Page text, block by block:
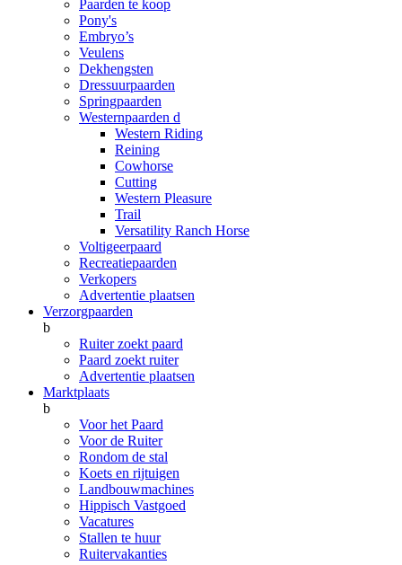
Paarden te koop
Pony's
Embryo’s
Veulens
Dekhengsten
Dressuurpaarden
Springpaarden
Westernpaarden d
Western Riding
Reining
Cowhorse
Cutting
Western Pleasure
Trail
Versatility Ranch Horse
Voltigeerpaard
Recreatiepaarden
Verkopers
Advertentie plaatsen
Verzorgpaarden
b
Ruiter zoekt paard
Paard zoekt ruiter
Advertentie plaatsen
Marktplaats
b
Voor het Paard
Voor de Ruiter
Rondom de stal
Koets en rijtuigen
Landbouwmachines
Hippisch Vastgoed
Vacatures
Stallen te huur
Ruitervakanties